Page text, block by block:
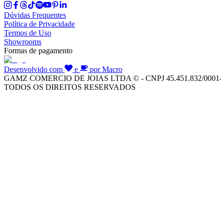
Dúvidas Frequentes
Política de Privacidade
Termos de Uso
Showrooms
Formas de pagamento
Desenvolvido com e
por Macro
GAMZ COMERCIO DE JOIAS LTDA © - CNPJ 45.451.832/
TODOS OS DIREITOS RESERVADOS